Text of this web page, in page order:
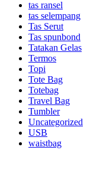
tas ransel
tas selempang
Tas Serut
Tas spunbond
Tatakan Gelas
Termos
Topi
Tote Bag
Totebag
Travel Bag
Tumbler
Uncategorized
USB
waistbag